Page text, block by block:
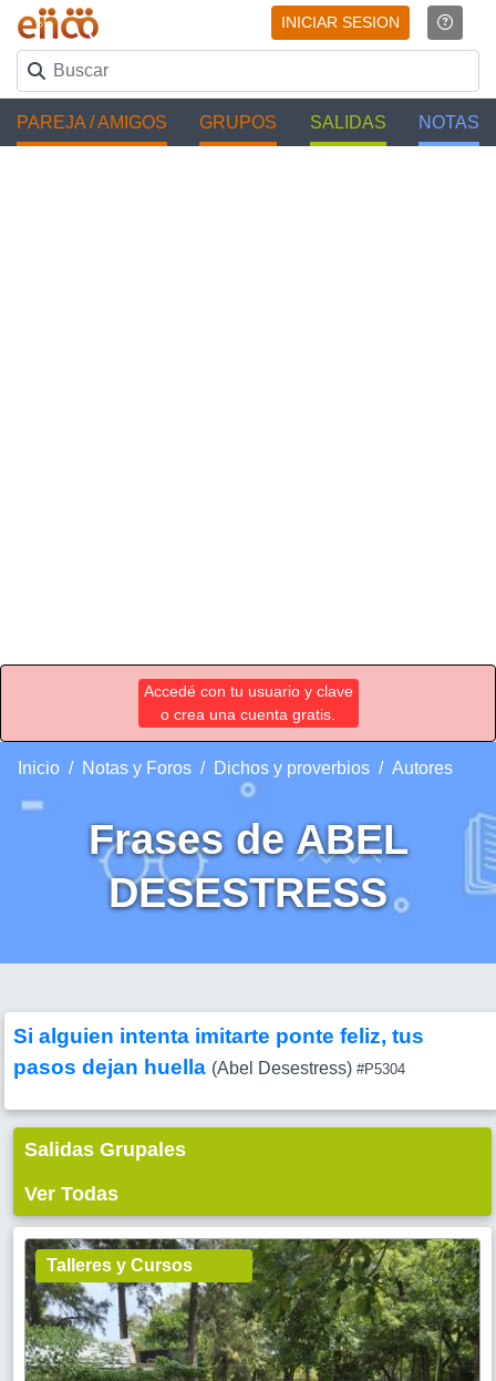
INICIAR SESION
PAREJA / AMIGOS GRUPOS SALIDAS NOTAS
Accedé con tu usuario y clave
o crea una cuenta gratis.
Inicio Notas y Foros Dichos y proverbios Autores
Frases de ABEL
DESESTRESS
Si alguien intenta imitarte ponte feliz, tus
pasos dejan huella (Abel Desestress) #P5304
Salidas Grupales
Ver Todas
Talleres y Cursos